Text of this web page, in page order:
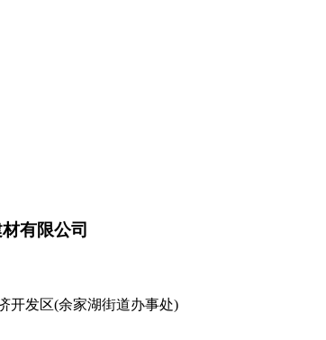
有限公司
开发区(余家湖街道办事处)